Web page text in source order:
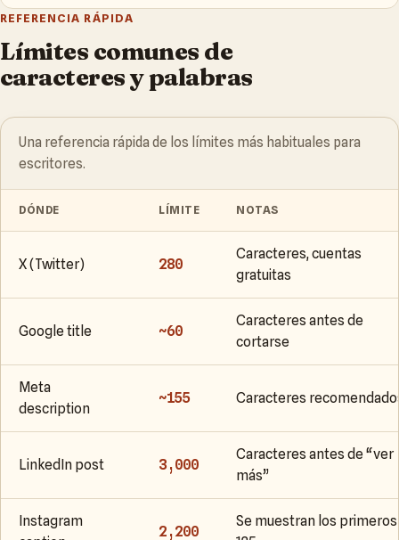
REFERENCIA RÁPIDA
Límites comunes de
caracteres y palabras
Una referencia rápida de los límites más habituales para
escritores.
DÓNDE LÍMITE NOTAS
X (Twitter) 280
Caracteres, cuentas
gratuitas
Google title ~60
Caracteres antes de
cortarse
Meta
description
~155 Caracteres
LinkedIn post 3,000
Caracteres antes de “ver
más”
Instagram
2,200
Se muestran los primeros